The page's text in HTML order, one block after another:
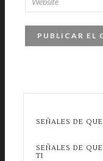
SEÑALES DE
SEÑALES DE
TI